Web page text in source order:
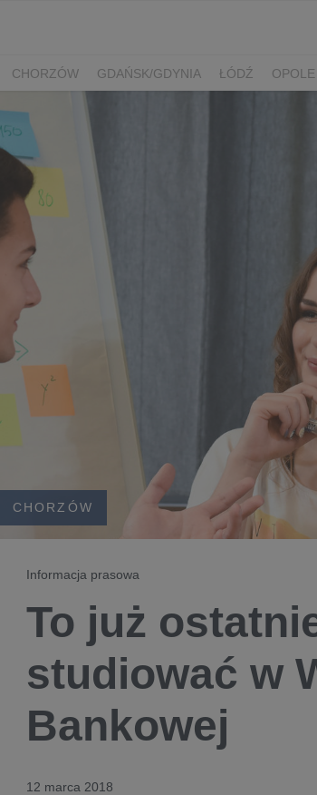
CHORZÓW GDAŃSK/GDYNIA ŁÓDŹ OPOLE
CHORZÓW
Informacja prasowa
To już
studiować w
Bankowej
12 marca 2018